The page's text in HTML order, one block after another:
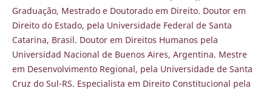
Graduação, Mestrado e Doutorado em Direito. Doutor em
Direito do Estado, pela Universidade Federal de Santa
Catarina, Brasil. Doutor em Direitos Humanos pela
Universidad Nacional de Buenos Aires, Argentina. Mestre
em Desenvolvimento Regional, pela Universidade de Santa
Cruz do Sul-RS. Especialista em Direito Constitucional pela